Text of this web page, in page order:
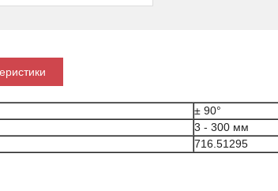
± 90°
3 - 300 мм
716.51295